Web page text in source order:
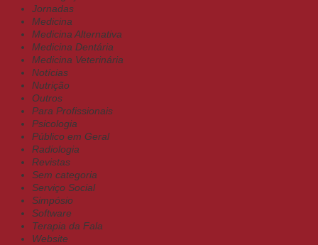
Jornadas
Medicina
Medicina Alternativa
Medicina Dentária
Medicina Veterinária
Notícias
Nutrição
Outros
Para Profissionais
Psicologia
Público em Geral
Radiologia
Revistas
Sem categoria
Serviço Social
Simpósio
Software
Terapia da Fala
Website